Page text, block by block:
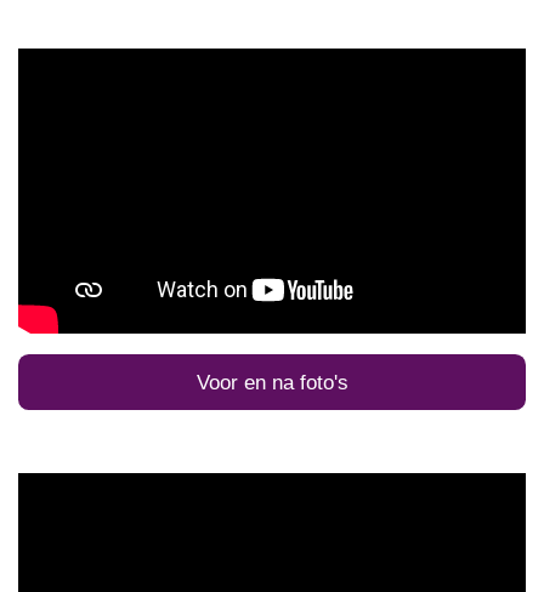
Voor en na foto's